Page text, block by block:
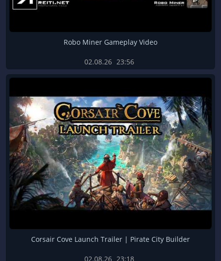
Robo Miner Gameplay Video
02.08.26 23:56
Corsair Cove Launch Trailer | Pirate City Builder
02.08.26 23:18